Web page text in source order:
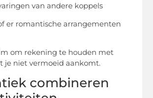
van andere koppels
er romantische arrangementen
om rekening te houden met
je niet vermoeid aankomt.
combineren